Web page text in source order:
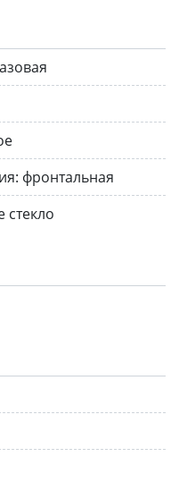
фронтальная
стекло